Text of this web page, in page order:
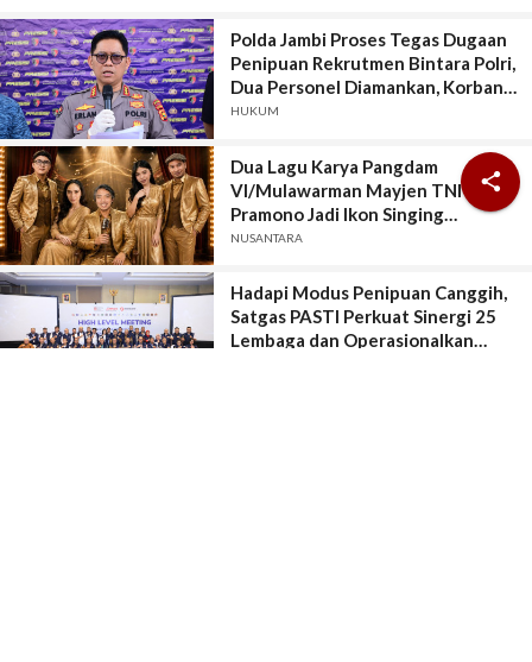

Polda Jambi Proses Tegas Dugaan
Penipuan Rekrutmen Bintara Polri,
Dua Personel Diamankan, Korban
Dari Rakyat Biasa Hingga Perwira,
HUKUM
Dua Lagu Karya Pangdam
VI/Mulawarman Mayjen TNI Krido
Pramono Jadi Ikon Singing
Competition HUT Ke-81 RI
NUSANTARA
Hadapi Modus Penipuan Canggih,
Satgas PASTI Perkuat Sinergi 25
Lembaga dan Operasionalkan